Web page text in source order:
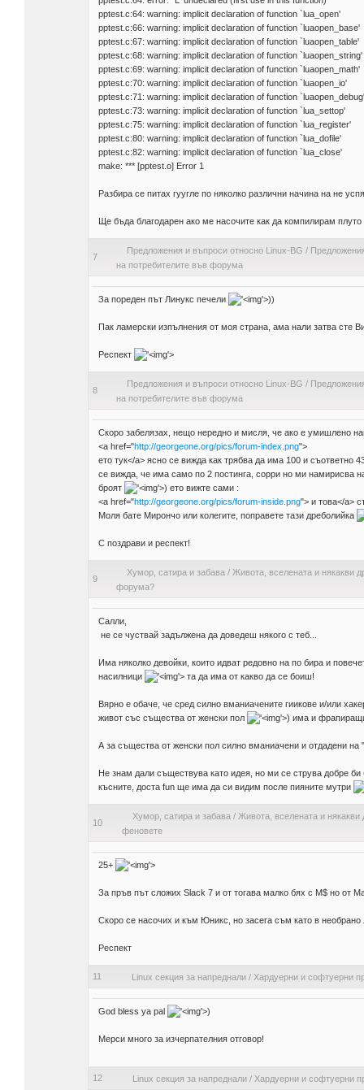
pptest.c:64: warning: implicit declaration of function `lua_open'
pptest.c:66: warning: implicit declaration of function `luaopen_base'
pptest.c:67: warning: implicit declaration of function `luaopen_table'
pptest.c:68: warning: implicit declaration of function `luaopen_string'
pptest.c:69: warning: implicit declaration of function `luaopen_math'
pptest.c:70: warning: implicit declaration of function `luaopen_io'
pptest.c:71: warning: implicit declaration of function `luaopen_debug'
pptest.c:73: warning: implicit declaration of function `lua_settop'
pptest.c:75: warning: implicit declaration of function `lua_register'
pptest.c:80: warning: implicit declaration of function `lua_dofile'
pptest.c:82: warning: implicit declaration of function `lua_close'
make: *** [pptest.o] Error 1
Разбира се питах гуугле по няколко различни начина на не
Ще бъда благодарен ако ме насочите как да компилирам
7
Предложения и въпроси относно Linux-BG /
на потребителите във форума
За пореден път Линукс печели '>))
Пак ламерски изпълнения от моя страна, ама нали затва сте
Респект '>
8
Предложения и въпроси относно Linux-BG /
на потребителите във форума
Скоро забелязах, нещо нередно и мисля, че ако е умишлено
<a href="http://georgeone.org/pics/forum-index.png">
ето тук</a> ясно се вижда как трябва да има 100 и съответно
се вижда, че има само по 2 постинга, сорри но ми намирисва
броят
'>) ето вижте сами :
<a href="http://georgeone.org/pics/forum-inside.png"> и това</a>
Моля бате Мирончо или колегите, поправете тази дреболийка
С поздрави и респект!
9
Хумор, сатира и забава / Живота, вселената и някакви
форума?
Салли,
не се чуствай задължена да доведеш някого с теб...
Има няколко девойки, които идват редовно на по бира и
насилници
'>та да има от какво да се боиш!
Вярно е обаче, че сред силно вманиачените гиикове и/или
живот със същества от женски пол
'>) има и
А за същества от женски пол силно вманиачени и отдадени
Не знам дали съществува като идея, но ми се струва добре
късните, доста fun ще има да си видим после пияните мутри
10
Хумор, сатира и забава / Живота, вселената и някакви
феновете
25+ '>
За пръв път сложих Slack 7 и от тогава малко бях с М$ но от
Скоро се насочих и към Юникс, но засега съм като в необрано
Респект
11 Linux секция за напреднали/ Хардуерни и софтуерни
God bless ya pal '>)
Мерси много за изчерпателния отговор!
12 Linux секция за напреднали/ Хардуерни и софтуерни